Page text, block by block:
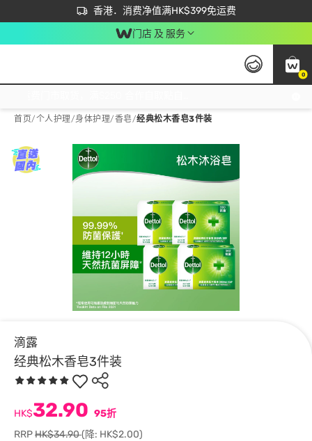
香港．消费净值满HK$399免运费
立即成为易赏钱会员尽享独家优惠
首次APP下单买满$450 输入 NEWAPP 即减$50
门店 及 服务
0
首页/个人护理/身体护理/香皂/经典松木香皂3件装
滴露
经典松木香皂3件装
HK$32.90 95折
RRPHK$34.90(降: HK$2.00)